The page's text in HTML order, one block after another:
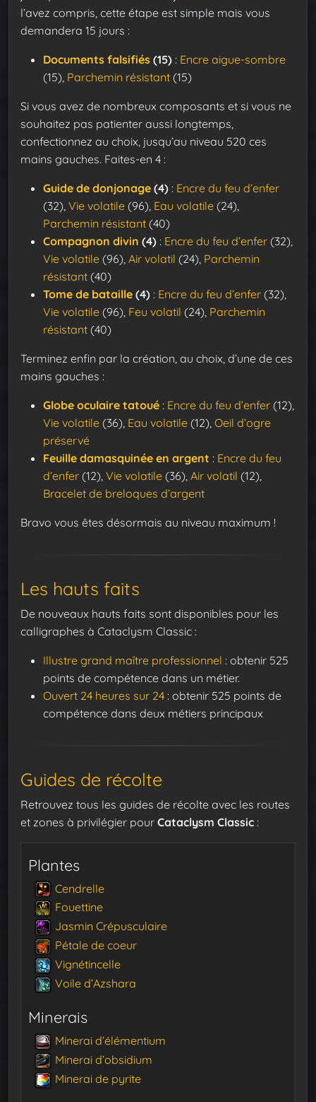
l’avez compris, cette étape est simple mais vous
demandera 15 jours :
Documents falsifiés (15) : Encre aigue-sombre
(15), Parchemin résistant (15)
Si vous avez de nombreux composants et si vous ne
souhaitez pas patienter aussi longtemps,
confectionnez au choix, jusqu’au niveau 520 ces
mains gauches. Faites-en 4 :
Guide de donjonage (4) : Encre du feu d’enfer
(32), Vie volatile (96), Eau volatile (24),
Parchemin résistant (40)
Compagnon divin (4) : Encre du feu d’enfer (32),
Vie volatile (96), Air volatil (24), Parchemin
résistant (40)
Tome de bataille (4) : Encre du feu d’enfer (32),
Vie volatile (96), Feu volatil (24), Parchemin
résistant (40)
Terminez enfin par la création, au choix, d’une de ces
mains gauches :
Globe oculaire tatoué : Encre du feu d’enfer (12),
Vie volatile (36), Eau volatile (12), Oeil d’ogre
préservé
Feuille damasquinée en argent : Encre du feu
d’enfer (12), Vie volatile (36), Air volatil (12),
Bracelet de breloques d’argent
Bravo vous êtes désormais au niveau maximum !
Les hauts faits
De nouveaux hauts faits sont disponibles pour les
calligraphes à Cataclysm Classic :
Illustre grand maître professionnel : obtenir 525
points de compétence dans un métier.
Ouvert 24 heures sur 24 : obtenir 525 points de
compétence dans deux métiers principaux
Guides de récolte
Retrouvez tous les guides de récolte avec les routes
et zones à privilégier pour Cataclysm Classic :
Plantes
Cendrelle
Fouettine
Jasmin Crépusculaire
Pétale de coeur
Vignétincelle
Voile d’Azshara
Minerais
Minerai d’élémentium
Minerai d’obsidium
Minerai de pyrite